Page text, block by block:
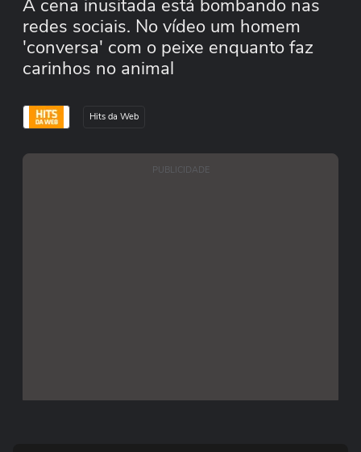
A cena inusitada está bombando nas
redes sociais. No vídeo um homem
'conversa' com o peixe enquanto faz
carinhos no animal
Hits da Web
PUBLICIDADE